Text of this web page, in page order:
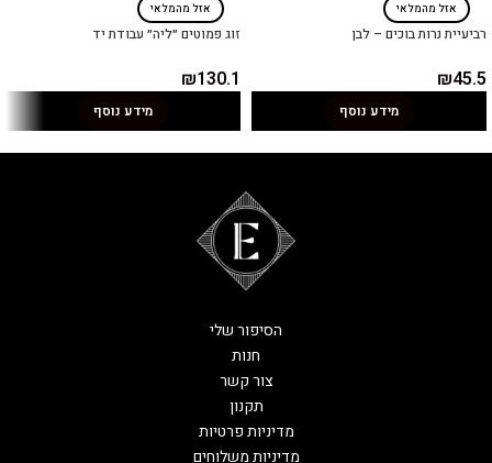
אזל מהמלאי
רביעיית נרות בוכים – לבן
₪45.5
מידע נוסף
אזל מהמלאי
זוג פמוטים ״ליה״ עבודת יד
₪130.1
מידע נוסף
הסיפור שלי
חנות
צור קשר
תקנון
מדיניות פרטיות
מדיניות משלוחים